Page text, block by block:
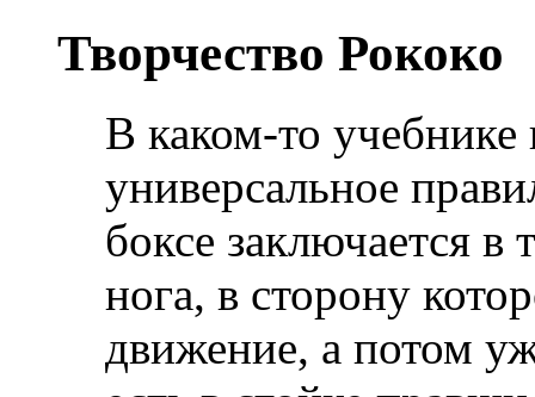
Творчество Рококо
В каком-то учебнике
универсальное
боксе заключается в
нога, в сторону
движение, а потом